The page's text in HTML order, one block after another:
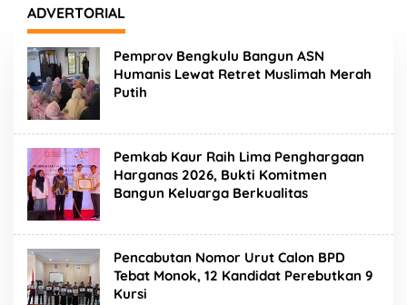
Dorong Penataan
Ruang Publik
ADVERTORIAL
Pemprov Bengkulu Bangun ASN
Humanis Lewat Retret Muslimah Merah
Putih
Pemkab Kaur Raih Lima Penghargaan
Harganas 2026, Bukti Komitmen
Bangun Keluarga Berkualitas
Pencabutan Nomor Urut Calon BPD
Tebat Monok, 12 Kandidat Perebutkan 9
Kursi